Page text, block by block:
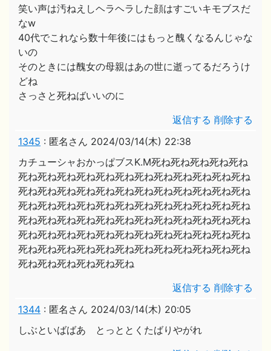
笑い声は汚ねえしヘラヘラした顔はすごいキモブスだ
なw
40代でこれなら数十年後にはもっと醜くなるんじゃな
いの
そのときには醜女の母親はあの世に逝ってるだろうけ
どね
さっさと死ねばいいのに
返信する 削除する
1345 : 匿名さん 2024/03/14(木) 22:38
カチューシャおかっぱブスK.M死ね死ね死ね死ね死ね
死ね死ね死ね死ね死ね死ね死ね死ね死ね死ね死ね死ね
死ね死ね死ね死ね死ね死ね死ね死ね死ね死ね死ね死ね
死ね死ね死ね死ね死ね死ね死ね死ね死ね死ね死ね死ね
死ね死ね死ね死ね死ね死ね死ね死ね死ね死ね死ね死ね
死ね死ね死ね死ね死ね死ね死ね死ね死ね死ね死ね死ね
死ね死ね死ね死ね死ね死ね死ね死ね死ね死ね死ね死ね
死ね死ね死ね死ね死ね死ね
返信する 削除する
1344 : 匿名さん 2024/03/14(木) 20:05
しぶといばばあ とっととくたばりやがれ